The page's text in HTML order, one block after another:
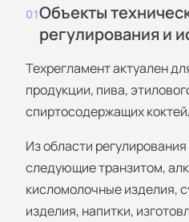
01Объекты
регулирования и
Техрегламент актуален
продукции, пива,
спиртосодержащих
Из области
следующие транзитом,
кисломолочные изделия,
изделия, напитки,